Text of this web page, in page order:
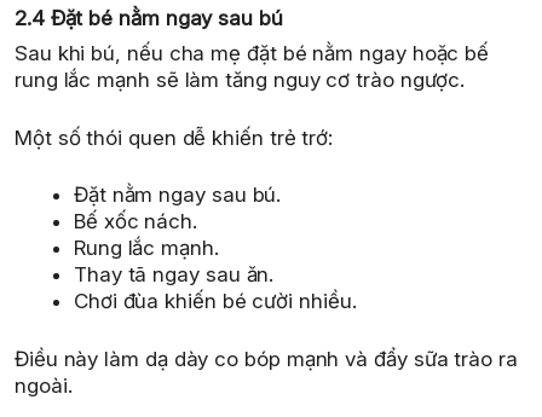
2.4 Đặt bé nằm ngay sau bú
Sau khi bú, nếu cha mẹ đặt bé nằm ngay hoặc bế
rung lắc mạnh sẽ làm tăng nguy cơ trào ngược.
Một số thói quen dễ khiến trẻ trớ:
Đặt nằm ngay sau bú.
Bế xốc nách.
Rung lắc mạnh.
Thay tã ngay sau ăn.
Chơi đùa khiến bé cười nhiều.
Điều này làm dạ dày co bóp mạnh và đẩy sữa trào ra
ngoài.